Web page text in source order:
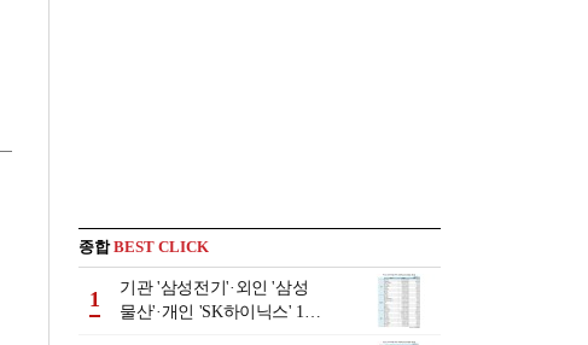
종합BEST CLICK
1
기관 '삼성전기'·외인 '삼성
물산'·개인 'SK하이닉스' 1위